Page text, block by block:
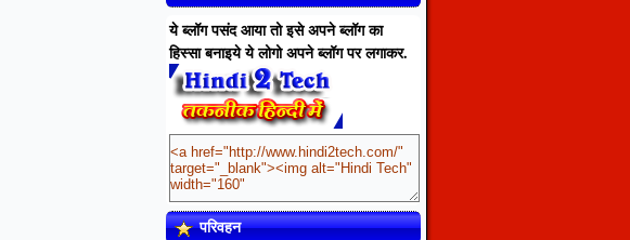
ये ब्लॉग पसंद आया तो इसे अपने ब्लॉग का
हिस्सा बनाइये ये लोगो अपने ब्लॉग पर लगाकर.
परिवहन